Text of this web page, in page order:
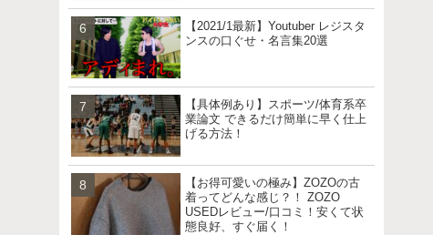
【2021/1最新】Youtuber レジスタ
ンスの口ぐせ・名言集20選
【具体例あり】スポーツ/体育系卒
業論文 できるだけ簡単に早く仕上
げる方法！
【お得可愛いの極み】ZOZOの古
着ってどんな感じ？！ ZOZO
USEDレビュー/口コミ！安くて状
態良好、すぐ届く！